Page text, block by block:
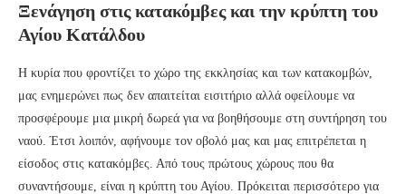
Ξενάγηση στις κατακόμβες και την κρύπτη του
Αγίου Κατάλδου
Η κυρία που φροντίζει το χώρο της εκκλησίας και των κατακομβών,
μας ενημερώνει πως δεν απαιτείται εισιτήριο αλλά οφείλουμε να
προσφέρουμε μια μικρή δωρεά για να βοηθήσουμε στη συντήρηση του
ναού. Έτσι λοιπόν, αφήνουμε τον οβολό μας και μας επιτρέπεται η
είσοδος στις κατακόμβες. Από τους πρώτους χώρους που θα
συναντήσουμε, είναι η κρύπτη του Αγίου. Πρόκειται περισσότερο για